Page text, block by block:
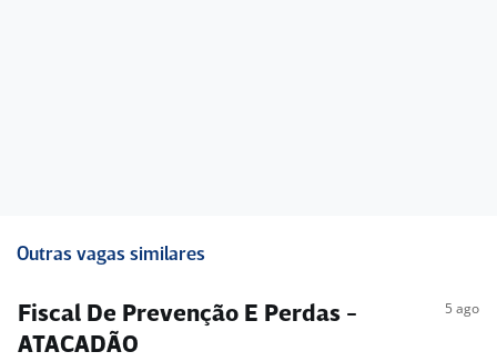
Outras vagas similares
Fiscal De Prevenção E Perdas -
ATACADÃO
5 ago